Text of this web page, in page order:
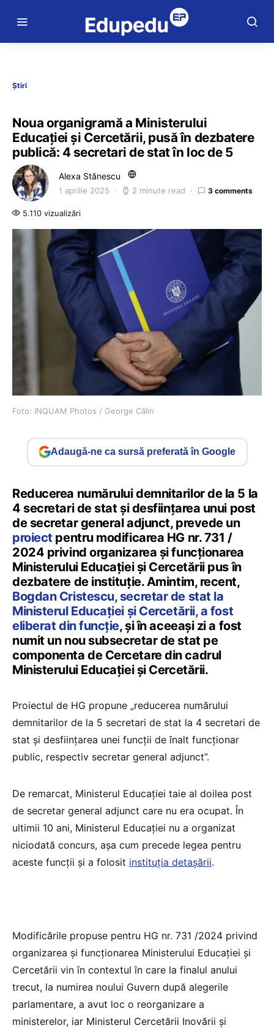
Știri
Noua organigramă a Ministerului
Educației și Cercetării, pusă în dezbatere
publică: 4 secretari de stat în loc de 5
Alexa Stănescu
1 aprilie 2025 2 minute read 3 comments
5.110 vizualizări
Foto: INQUAM Photos / George Călin
Adaugă-ne ca sursă preferată în Google
Reducerea numărului demnitarilor de la 5 la
4 secretari de stat și desființarea unui post
de secretar general adjunct, prevede un
proiect pentru modificarea HG nr. 731 /
2024 privind organizarea și funcţionarea
Ministerului Educaţiei și Cercetării pus în
dezbatere de instituție. Amintim, recent,
Bogdan Cristescu, secretar de stat la
Ministerul Educației și Cercetării, a fost
eliberat din funcție, și în aceeași zi a fost
numit un nou subsecretar de stat pe
componenta de Cercetare din cadrul
Ministerului Educației și Cercetării.
Proiectul de HG propune „reducerea numărului
demnitarilor de la 5 secretari de stat la 4 secretari de
stat și desființarea unei funcţii de înalt funcţionar
public, respectiv secretar general adjunct”.
De remarcat, Ministerul Educației taie al doilea post
de secretar general adjunct care nu era ocupat. În
ultimii 10 ani, Ministerul Educației nu a organizat
niciodată concurs, așa cum precede legea pentru
aceste funcții și a folosit instituția detașării.
Modificările propuse pentru HG nr. 731 /2024 privind
organizarea și funcţionarea Ministerului Educaţiei și
Cercetării vin în contextul în care la finalul anului
trecut, la numirea noului Guvern după alegerile
parlamentare, a avut loc o reorganizare a
ministerelor, iar Ministerul Cercetării Inovării și